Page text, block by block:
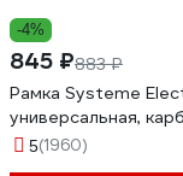
-4%
845 ₽883 ₽
Рамка Systeme
универсальная,
5(1960)